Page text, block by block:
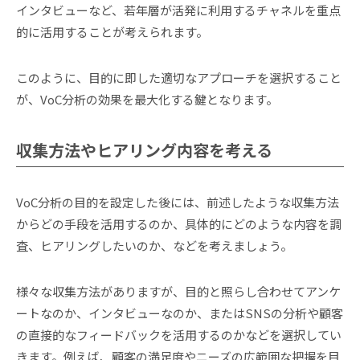
インタビューなど、若年層が活発に利用するチャネルを重点
的に活用することが考えられます。
このように、目的に即した適切なアプローチを選択すること
が、VoC分析の効果を最大化する鍵となります。
収集方法やヒアリング内容を考える
VoC分析の目的を設定した後には、前述したような収集方法
からどの手段を活用するのか、具体的にどのような内容を調
査、ヒアリングしたいのか、などを考えましょう。
様々な収集方法がありますが、目的と照らし合わせてアンケ
ートなのか、インタビューなのか、またはSNSの分析や顧客
の直接的なフィードバックを活用するのかなどを選択してい
きます。例えば、顧客の満足度やニーズの広範囲な把握を目